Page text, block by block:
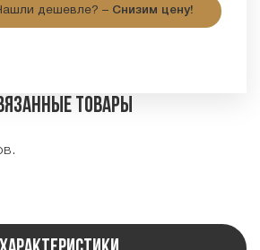
дешевле? – Снизим цену!
товары